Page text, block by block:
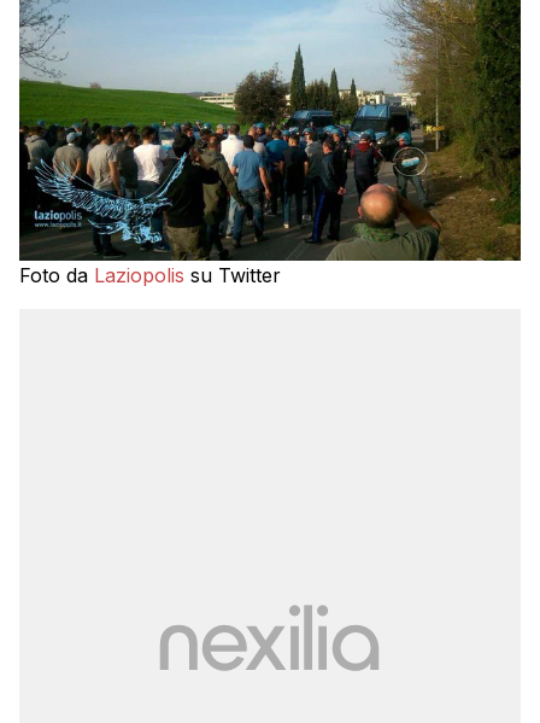
Foto da Laziopolis su Twitter